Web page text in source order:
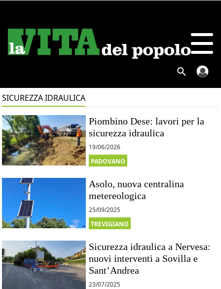
SICUREZZA IDRAULICA
Piombino Dese: lavori per la
sicurezza idraulica
19/06/2026
PADOVANO
Asolo, nuova centralina
metereologica
25/09/2025
TREVIGIANO
Sicurezza idraulica a Nervesa:
nuovi interventi a Sovilla e
Sant’Andrea
23/07/2025